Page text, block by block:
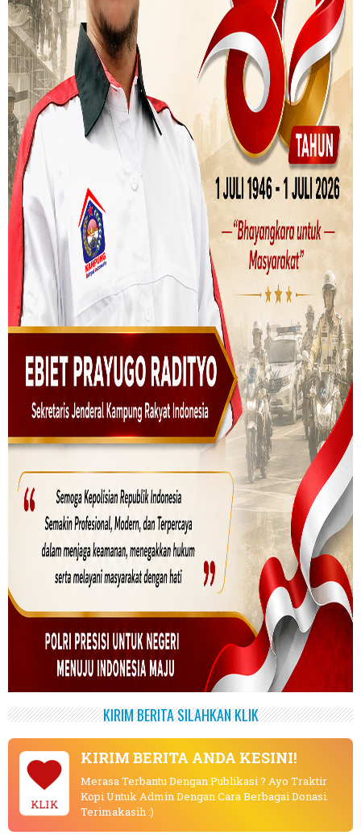
KIRIM BERITA SILAHKAN KLIK
KLIK
KIRIM BERITA ANDA KESINI!
Merasa Terbantu Dengan Publikasi ? Ayo Traktir
Kopi Untuk Admin Dengan Cara Berbagai Donasi.
Terimakasih :)